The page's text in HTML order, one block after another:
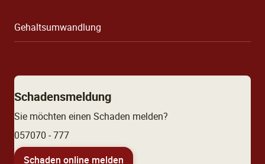
Gehaltsumwandlung
Schadensmeldung
Sie möchten einen Schaden melden?
057070 - 777
Schaden online melden